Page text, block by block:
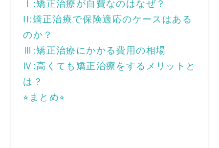
Ⅰ:矯正治療が自費なのはなぜ？
II:矯正治療で保険適応のケースはある
のか？
Ⅲ:矯正治療にかかる費用の相場
Ⅳ:高くても矯正治療をするメリットと
は？
⭐︎まとめ⭐︎